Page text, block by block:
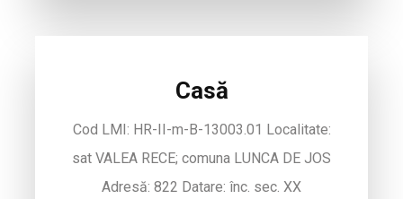
Casă
Cod LMI: HR-II-m-B-13003.01 Localitate:
sat VALEA RECE; comuna LUNCA DE JOS
Adresă: 822 Datare: înc. sec. XX